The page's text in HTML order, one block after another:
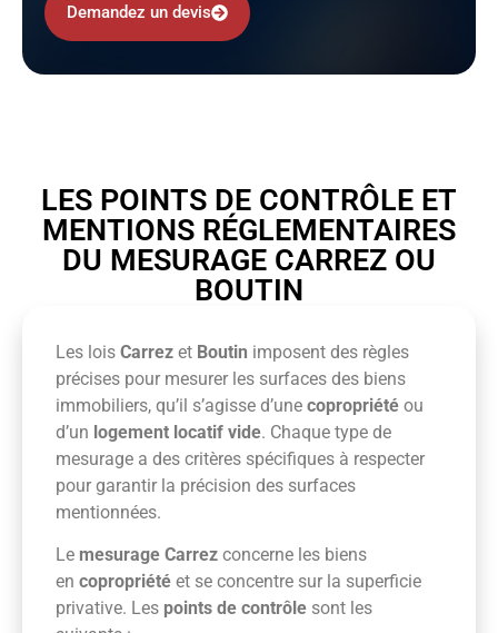
Demandez un devis
LES POINTS DE CONTRÔLE ET
MENTIONS RÉGLEMENTAIRES
DU MESURAGE CARREZ OU
BOUTIN
Les lois Carrez et Boutin imposent des règles
précises pour mesurer les surfaces des biens
immobiliers, qu’il s’agisse d’une copropriété ou
d’un logement locatif vide. Chaque type de
mesurage a des critères spécifiques à respecter
pour garantir la précision des surfaces
mentionnées.
Le mesurage Carrez concerne les biens
en copropriété et se concentre sur la superficie
privative. Les points de contrôle sont les